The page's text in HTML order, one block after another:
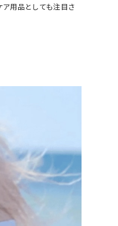
用品としても注目さ